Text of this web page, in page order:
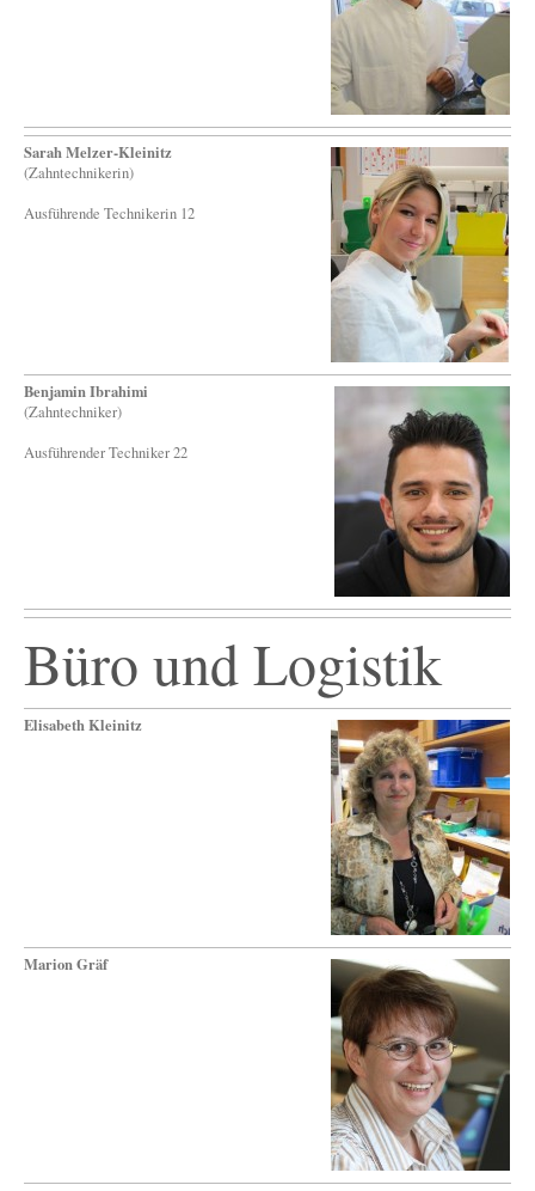
Sarah Melzer-Kleinitz
(Zahntechnikerin)
Ausführende Technikerin 12
Benjamin Ibrahimi
(Zahntechniker)
Ausführender Techniker 22
Büro und Logistik
Elisabeth Kleinitz
Marion Gräf